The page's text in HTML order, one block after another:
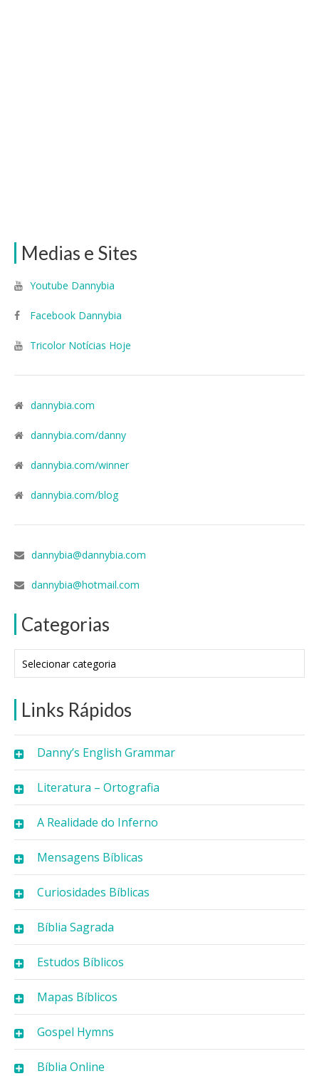
Medias e Sites
Youtube Dannybia
Facebook Dannybia
Tricolor Notícias Hoje
dannybia.com
dannybia.com/danny
dannybia.com/winner
dannybia.com/blog
dannybia@dannybia.com
dannybia@hotmail.com
Categorias
Links Rápidos
Danny’s English Grammar
Literatura – Ortografia
A Realidade do Inferno
Mensagens Bíblicas
Curiosidades Bíblicas
Bíblia Sagrada
Estudos Bíblicos
Mapas Bíblicos
Gospel Hymns
Bíblia Online